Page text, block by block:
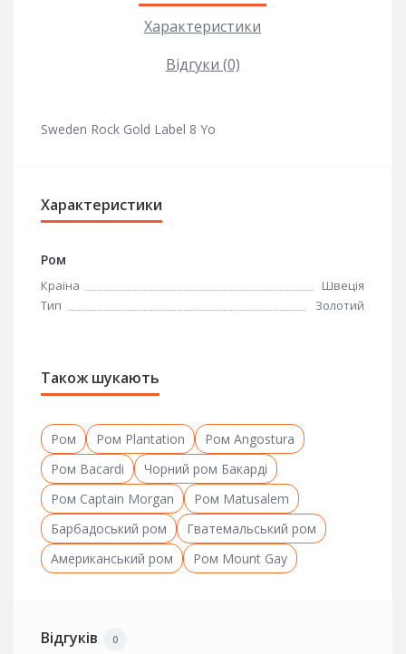
Характеристики
Відгуки (0)
Sweden Rock Gold Label 8 Yo
Характеристики
Ром
Країна
Швеція
Тип
Золотий
Також шукають
Ром Ром Plantation
Ром Angostura
Ром Bacardi
Чорний ром Бакарді
Ром Captain Morgan
Ром Matusalem
Барбадоський ром
Гватемальський ром
Американський ром
Ром Mount Gay
Відгуків 0